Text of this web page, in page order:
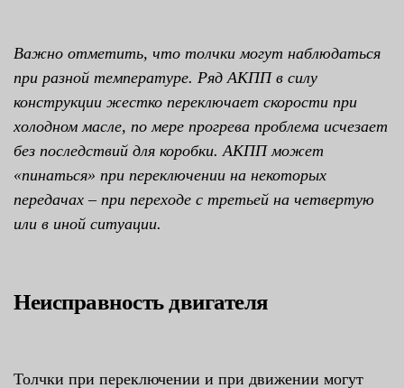
Важно отметить, что толчки могут наблюдаться
при разной температуре. Ряд АКПП в силу
конструкции жестко переключает скорости при
холодном масле, по мере прогрева проблема исчезает
без последствий для коробки. АКПП может
«пинаться» при переключении на некоторых
передачах – при переходе с третьей на четвертую
или в иной ситуации.
Неисправность двигателя
Толчки при переключении и при движении могут